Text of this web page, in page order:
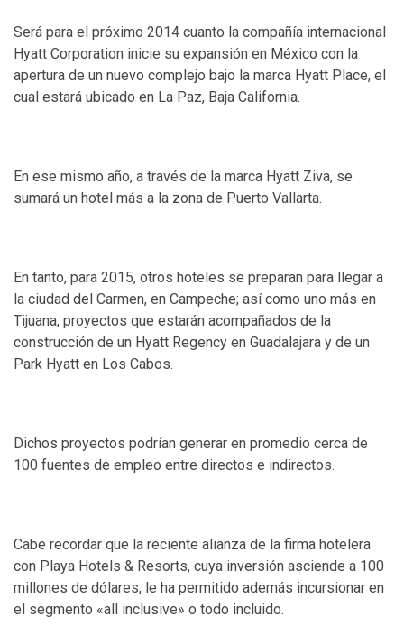
Será para el próximo 2014 cuanto la compañía internacional
Hyatt Corporation inicie su expansión en México con la
apertura de un nuevo complejo bajo la marca Hyatt Place, el
cual estará ubicado en La Paz, Baja California.
En ese mismo año, a través de la marca Hyatt Ziva, se
sumará un hotel más a la zona de Puerto Vallarta.
En tanto, para 2015, otros hoteles se preparan para llegar a
la ciudad del Carmen, en Campeche; así como uno más en
Tijuana, proyectos que estarán acompañados de la
construcción de un Hyatt Regency en Guadalajara y de un
Park Hyatt en Los Cabos.
Dichos proyectos podrían generar en promedio cerca de
100 fuentes de empleo entre directos e indirectos.
Cabe recordar que la reciente alianza de la firma hotelera
con Playa Hotels & Resorts, cuya inversión asciende a 100
millones de dólares, le ha permitido además incursionar en
el segmento «all inclusive» o todo incluido.